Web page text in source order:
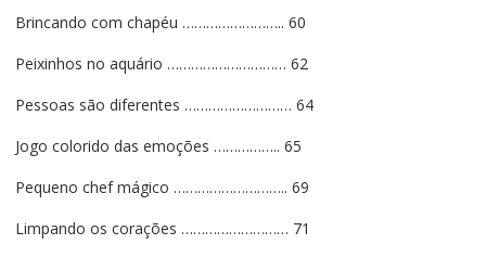
Brincando com chapéu …………………….. 60
Peixinhos no aquário ………………………… 62
Pessoas são diferentes ……………………… 64
Jogo colorido das emoções …………….. 65
Pequeno chef mágico ……………………….. 69
Limpando os corações ……………………… 71